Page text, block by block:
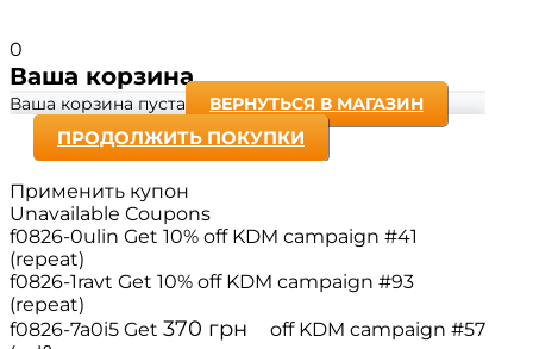
0
Ваша корзина
Ваша корзина пуста ВЕРНУТЬСЯ В МАГАЗИН
ПРОДОЛЖИТЬ ПОКУПКИ
Применить купон
Unavailable Coupons
f0826-0ulin Get 10% off KDM campaign #41
(repeat)
f0826-1ravt Get 10% off KDM campaign #93
(repeat)
f0826-7a0i5 Get 370 грн off KDM campaign #57